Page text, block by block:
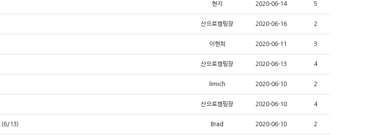
현지 2020-06-14 5
산으로캠핑장 2020-06-16 2
이현희 2020-06-11 3
산으로캠핑장 2020-06-13 4
limich 2020-06-10 2
산으로캠핑장 2020-06-10 4
13) Brad 2020-06-10 2